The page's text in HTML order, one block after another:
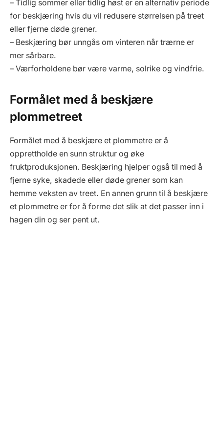
– Tidlig sommer eller tidlig høst er en alternativ periode
for beskjæring hvis du vil redusere størrelsen på treet
eller fjerne døde grener.
– Beskjæring bør unngås om vinteren når trærne er
mer sårbare.
– Værforholdene bør være varme, solrike og vindfrie.
Formålet med å beskjære
plommetreet
Formålet med å beskjære et plommetre er å
opprettholde en sunn struktur og øke
fruktproduksjonen. Beskjæring hjelper også til med å
fjerne syke, skadede eller døde grener som kan
hemme veksten av treet. En annen grunn til å beskjære
et plommetre er for å forme det slik at det passer inn i
hagen din og ser pent ut.